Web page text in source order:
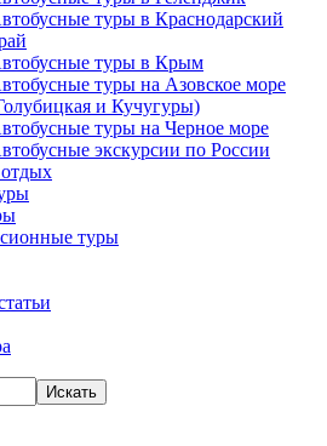
туры в Краснодарский
туры в Крым
туры на Азовское море
и Кучугуры)
туры на Черное море
экскурсии по России
туры
Искать